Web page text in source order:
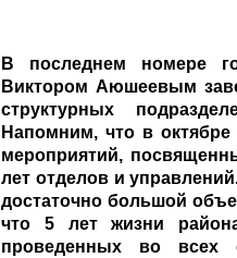
В последнем номере
Виктором Аюшеевым
структурных
Напомним, что в
мероприятий,
лет отделов и
достаточно большой
что 5 лет жизни
проведенных во всех